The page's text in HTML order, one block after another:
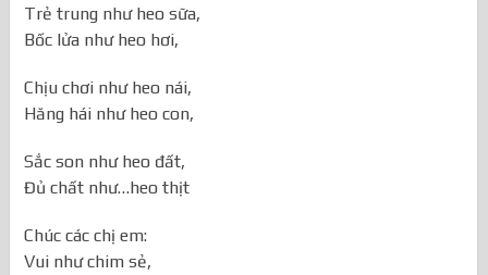
Trẻ trung như heo sữa,
Bốc lửa như heo hơi,
Chịu chơi như heo nái,
Hăng hái như heo con,
Sắc son như heo đất,
Đủ chất như…heo thịt
Chúc các chị em:
Vui như chim sẻ,